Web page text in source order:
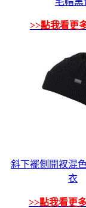
>>點我看更
斜下襬側開衩混
衣
>>點我看更